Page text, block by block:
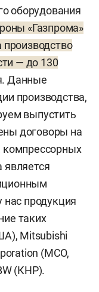
оборудования
«Газпрома»
производство
— до 130
Данные
производства,
выпустить
договоры на
компрессорных
является
нас продукция
таких
Mitsubishi
(MCO,
(КНР).